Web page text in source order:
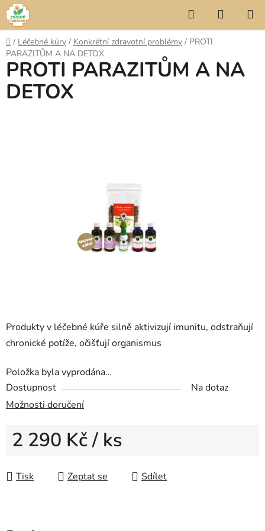
Přejít
na
obsah
Hledat
KOŠÍK
Domů
/ Léčebné kúry / Konkrétní zdravotní problémy / PROTI
PARAZITŮM A NA DETOX
Produkty v léčebné kúře silně aktivizují imunitu, odstraňují
chronické potíže, očišťují organismus
Položka byla vyprodána…
Dostupnost
Na dotaz
Možnosti doručení
2 290 Kč/ ks
Tisk
Zeptat se Sdílet
PROTI PARAZITŮM A NA
DETOX